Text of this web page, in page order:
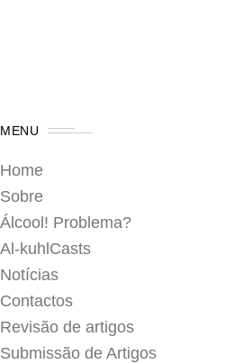
MENU
Home
Sobre
Álcool! Problema?
Al-kuhlCasts
Notícias
Contactos
Revisão de artigos
Submissão de Artigos